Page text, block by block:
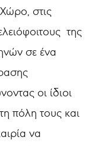
στις
της
σε ένα
οι ίδιοι
πόλη τους και
να